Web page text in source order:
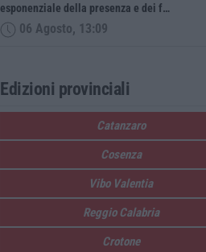
esponenziale della presenza e dei f…
06 Agosto, 13:09
Edizioni provinciali
Catanzaro
Cosenza
Vibo Valentia
Reggio Calabria
Crotone